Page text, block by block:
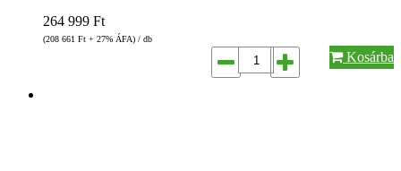
264 999 Ft
(208 661 Ft + 27% ÁFA) / db
Kosárba